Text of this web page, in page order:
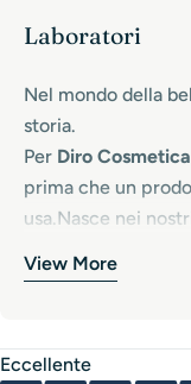
Laboratori
Nel mondo della
storia.
Per Diro
prima che un
usa.Nasce nei
artigianale e una
sono semplici
Ogni texture, ogni
è l’origine di tutto
View More
Eccellente